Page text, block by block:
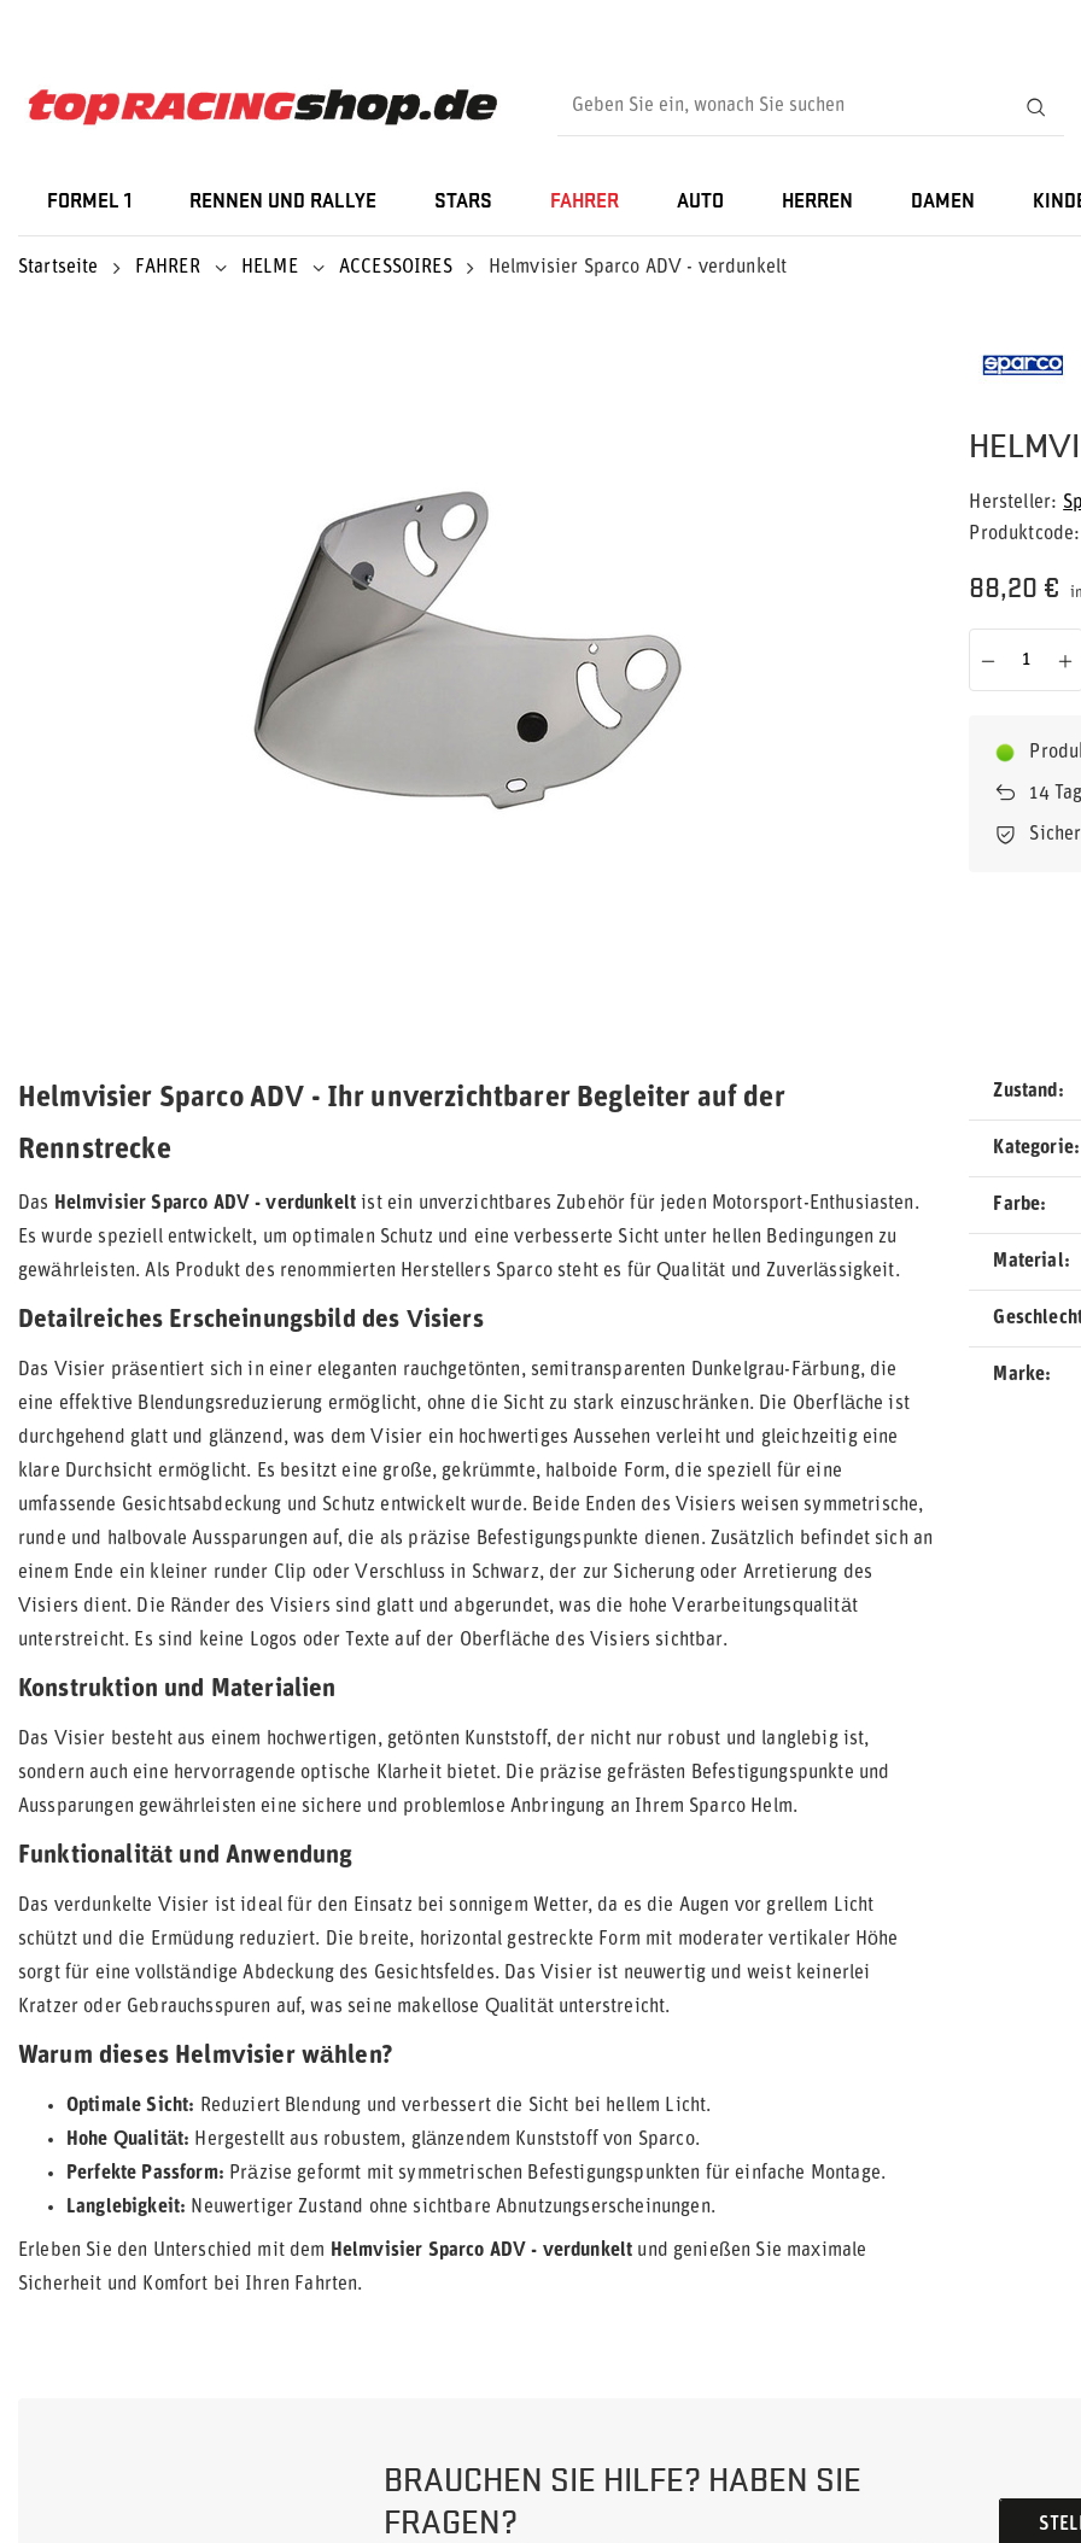
FORMEL 1 RENNEN UND RALLYE STARS FAHRER AUTO HERREN DAMEN
Startseite FAHRER HELME ACCESSOIRES Helmvisier Sparco ADV - verdunkelt
Hersteller
Produktcode
88,20 €
14
Helmvisier Sparco ADV - Ihr unverzichtbarer Begleiter auf der
Rennstrecke
Das Helmvisier Sparco ADV - verdunkelt ist ein unverzichtbares Zubehör für jeden Motorsport-Enthusiasten.
Es wurde speziell entwickelt, um optimalen Schutz und eine verbesserte Sicht unter hellen Bedingungen zu
gewährleisten. Als Produkt des renommierten Herstellers Sparco steht es für Qualität und Zuverlässigkeit.
Detailreiches Erscheinungsbild des Visiers
Das Visier präsentiert sich in einer eleganten rauchgetönten, semitransparenten Dunkelgrau-Färbung, die
eine effektive Blendungsreduzierung ermöglicht, ohne die Sicht zu stark einzuschränken. Die Oberfläche ist
durchgehend glatt und glänzend, was dem Visier ein hochwertiges Aussehen verleiht und gleichzeitig eine
klare Durchsicht ermöglicht. Es besitzt eine große, gekrümmte, halboide Form, die speziell für eine
umfassende Gesichtsabdeckung und Schutz entwickelt wurde. Beide Enden des Visiers weisen symmetrische,
runde und halbovale Aussparungen auf, die als präzise Befestigungspunkte dienen. Zusätzlich befindet sich an
einem Ende ein kleiner runder Clip oder Verschluss in Schwarz, der zur Sicherung oder Arretierung des
Visiers dient. Die Ränder des Visiers sind glatt und abgerundet, was die hohe Verarbeitungsqualität
unterstreicht. Es sind keine Logos oder Texte auf der Oberfläche des Visiers sichtbar.
Konstruktion und Materialien
Das Visier besteht aus einem hochwertigen, getönten Kunststoff, der nicht nur robust und langlebig ist,
sondern auch eine hervorragende optische Klarheit bietet. Die präzise gefrästen Befestigungspunkte und
Aussparungen gewährleisten eine sichere und problemlose Anbringung an Ihrem Sparco Helm.
Funktionalität und Anwendung
Das verdunkelte Visier ist ideal für den Einsatz bei sonnigem Wetter, da es die Augen vor grellem Licht
schützt und die Ermüdung reduziert. Die breite, horizontal gestreckte Form mit moderater vertikaler Höhe
sorgt für eine vollständige Abdeckung des Gesichtsfeldes. Das Visier ist neuwertig und weist keinerlei
Kratzer oder Gebrauchsspuren auf, was seine makellose Qualität unterstreicht.
Warum dieses Helmvisier wählen?
Optimale Sicht: Reduziert Blendung und verbessert die Sicht bei hellem Licht.
Hohe Qualität: Hergestellt aus robustem, glänzendem Kunststoff von Sparco.
Perfekte Passform: Präzise geformt mit symmetrischen Befestigungspunkten für einfache Montage.
Langlebigkeit: Neuwertiger Zustand ohne sichtbare Abnutzungserscheinungen.
Erleben Sie den Unterschied mit dem Helmvisier Sparco ADV - verdunkelt und genießen Sie maximale
Sicherheit und Komfort bei Ihren Fahrten.
Zustand
Kategorie
Farbe
Material
Marke
BRAUCHEN SIE HILFE? HABEN SIE
FRAGEN?